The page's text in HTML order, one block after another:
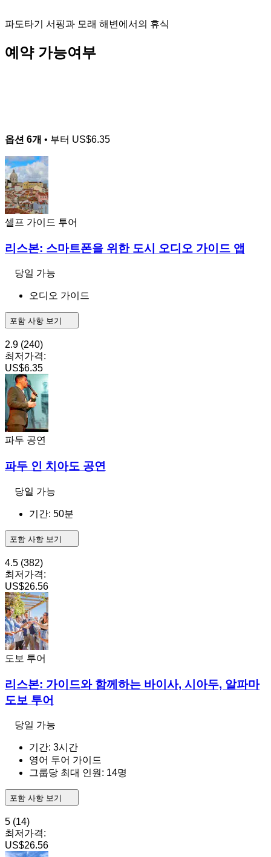
파도타기 서핑과 모래 해변에서의 휴식
예약 가능여부
옵션 6개 • 부터 US$6.35
셀프 가이드 투어
리스본: 스마트폰을 위한 도시 오디오 가이드 앱
당일 가능
오디오 가이드
포함 사항 보기
2.9 (240)
최저가격:
US$6.35
파두 공연
파두 인 치아도 공연
당일 가능
기간: 50분
포함 사항 보기
4.5 (382)
최저가격:
US$26.56
도보 투어
리스본: 가이드와 함께하는 바이사, 시아두, 알파마
도보 투어
당일 가능
기간: 3시간
영어 투어 가이드
그룹당 최대 인원: 14명
포함 사항 보기
5 (14)
최저가격:
US$26.56